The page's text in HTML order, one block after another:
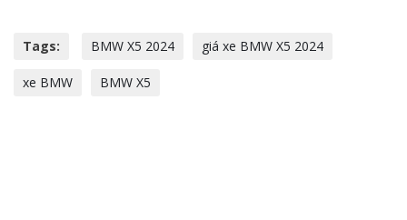
Tags: BMW X5 2024 giá xe BMW X5 2024
xe BMW BMW X5